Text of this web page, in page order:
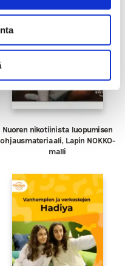
Nuoren nikotiinista luopumisen
ohjausmateriaali, Lapin NOKKO-
malli